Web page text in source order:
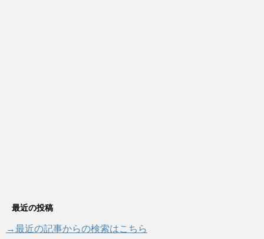
最近の投稿
→最近の記事からの検索はこちら